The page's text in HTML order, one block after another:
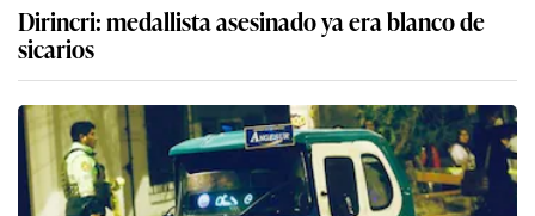
Dirincri: medallista asesinado ya era blanco de
sicarios